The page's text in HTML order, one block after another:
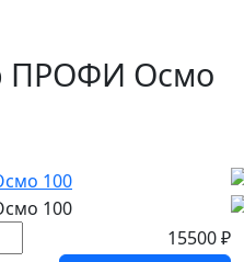
ПРОФИ Осмо
15500 ₽